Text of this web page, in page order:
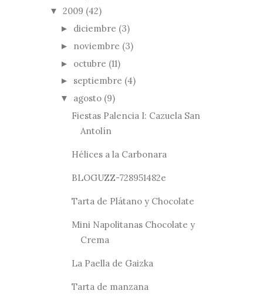
▼ 2009 (42)
► diciembre (3)
► noviembre (3)
► octubre (11)
► septiembre (4)
▼ agosto (9)
Fiestas Palencia I: Cazuela San
Antolín
Hélices a la Carbonara
BLOGUZZ-728951482e
Tarta de Plátano y Chocolate
Mini Napolitanas Chocolate y
Crema
La Paella de Gaizka
Tarta de manzana